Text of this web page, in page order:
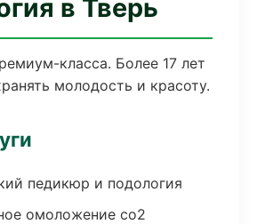
в Тверь
класса. Более 17 лет
молодость и красоту.
педикюр и подология
омоложение co2